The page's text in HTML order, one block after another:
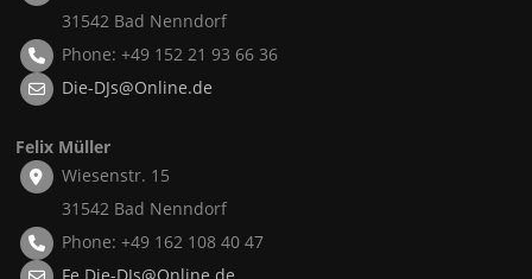
31542 Bad Nenndorf
Phone: +49 152 21 93 66 36
Die-DJs@Online.de
Felix Müller
Wiesenstr. 15
31542 Bad Nenndorf
Phone: +49 162 108 40 47
Fe.Die-DJs@Online.de